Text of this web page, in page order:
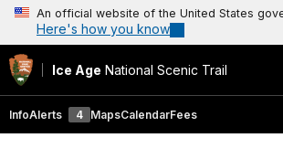
An official website of the United States
Here's how you know
Ice Age National Scenic Trail
InfoAlerts 4 MapsCalendarFees